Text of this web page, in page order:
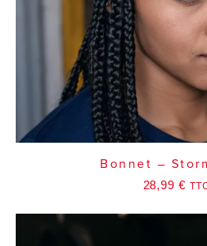
Bonnet –
28,99 €